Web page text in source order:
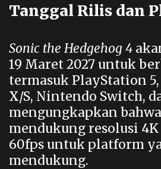
Tanggal Rilis dan
Sonic the Hedgehog 4
19 Maret 2027 untuk
termasuk PlayStation
X/S, Nintendo Switch,
mengungkapkan
mendukung resolusi
60fps untuk platform
mendukung.